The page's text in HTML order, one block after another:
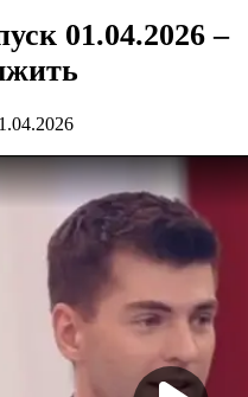
01.04.2026 –